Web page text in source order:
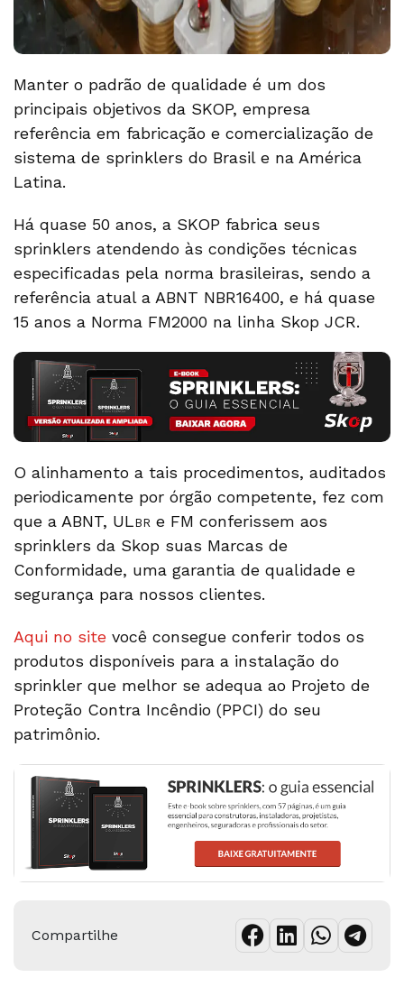
Manter o padrão de qualidade é um dos
principais objetivos da SKOP, empresa
referência em fabricação e comercialização de
sistema de sprinklers do Brasil e na América
Latina.
Há quase 50 anos, a SKOP fabrica seus
sprinklers atendendo às condições técnicas
especificadas pela norma brasileiras, sendo a
referência atual a ABNT NBR16400, e há quase
15 anos a Norma FM2000 na linha Skop JCR.
O alinhamento a tais procedimentos, auditados
periodicamente por órgão competente, fez com
que a ABNT, ULBR e FM conferissem aos
sprinklers da Skop suas Marcas de
Conformidade, uma garantia de qualidade e
segurança para nossos clientes.
Aqui no site você consegue conferir todos os
produtos disponíveis para a instalação do
sprinkler que melhor se adequa ao Projeto de
Proteção Contra Incêndio (PPCI) do seu
patrimônio.
Compartilhe